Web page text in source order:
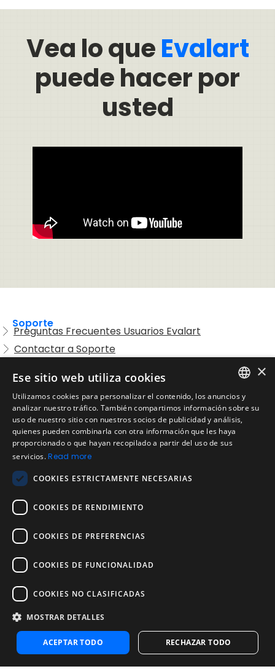
Vea lo queEvalart
puede hacer por
usted
Soporte
Preguntas Frecuentes Usuarios Evalart
Contactar a Soporte
Legal
Condiciones de Servicio
Aviso de privacidad
Política de cookies
Política de devoluciones
Acuerdo de licencia de usuario
Aviso legal
Política de uso aceptable
Empresa
Acerca de nosotros
Blog
Pruebas de confiabilidad y validez
Pruebas
Contáctenos
Contáctenos
Contactar con ventas
Noosa Labs Inc – Las Vegas, NV, USA
ENGLISH
SPANISH
×
Ese sitio web utiliza cookies
Utilizamos cookies para personalizar el contenido, los anuncios y
analizar nuestro tráfico. También compartimos información sobre su
uso de nuestro sitio con nuestros socios de publicidad y análisis,
quienes pueden combinarla con otra información que les haya
proporcionado o que hayan recopilado a partir del uso de sus
servicios.Read more
COOKIES ESTRICTAMENTE NECESARIAS
COOKIES DE RENDIMIENTO
COOKIES DE PREFERENCIAS
COOKIES DE FUNCIONALIDAD
COOKIES NO CLASIFICADAS
MOSTRAR DETALLES
ACEPTAR TODO RECHAZAR TODO